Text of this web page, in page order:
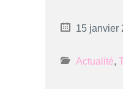
15 janvier
Actualité,